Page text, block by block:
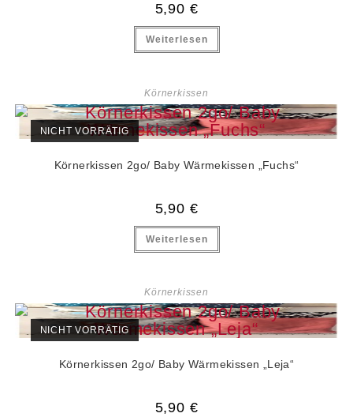
5,90 €
Weiterlesen
Körnerkissen
NICHT VORRÄTIG
Körnerkissen 2go/ Baby Wärmekissen „Fuchs“
5,90 €
Weiterlesen
Körnerkissen
NICHT VORRÄTIG
Körnerkissen 2go/ Baby Wärmekissen „Leja“
5,90 €